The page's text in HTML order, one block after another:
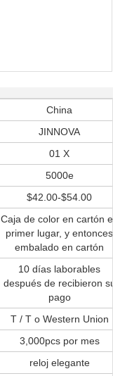
China
JINNOVA
01 X
5000e
$42.00-$54.00
Caja de color en cartón
primer lugar, y entonces
embalado en cartón
10 días laborables
después de recibieron
pago
T / T o Western Union
3,000pcs por mes
reloj elegante